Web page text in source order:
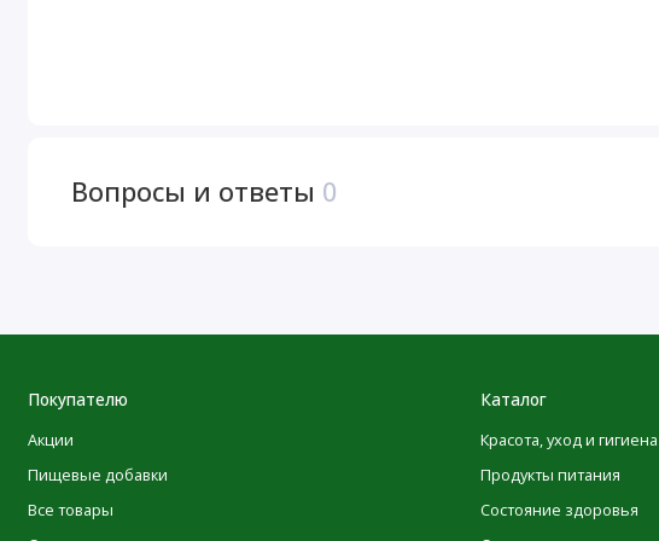
КАЖДАЯ ПОРЦИЯ СОДЕРЖИТ 400 мг КОФЕИНА. НАЧНИТЕ С 1/
Пищевая ценность
Вопросы и ответы 0
Покупателю
Акции
Пищевые добавки
Все товары
Каталог
Красота, уход и гигиена
Продукты питания
Состояние здоровья